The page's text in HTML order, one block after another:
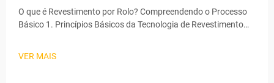
O que é Revestimento por Rolo? Compreendendo o Processo
Básico 1. Princípios Básicos da Tecnologia de Revestimento
VER MAIS